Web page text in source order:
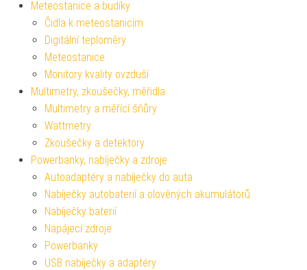
Meteostanice a budíky
Čidla k meteostanicím
Digitální teploměry
Meteostanice
Monitory kvality ovzduší
Multimetry, zkoušečky, měřidla
Multimetry a měřící šňůry
Wattmetry
Zkoušečky a detektory
Powerbanky, nabíječky a zdroje
Autoadaptéry a nabíječky do auta
Nabíječky autobaterií a olověných akumulátorů
Nabíječky baterií
Napájecí zdroje
Powerbanky
USB nabíječky a adaptéry